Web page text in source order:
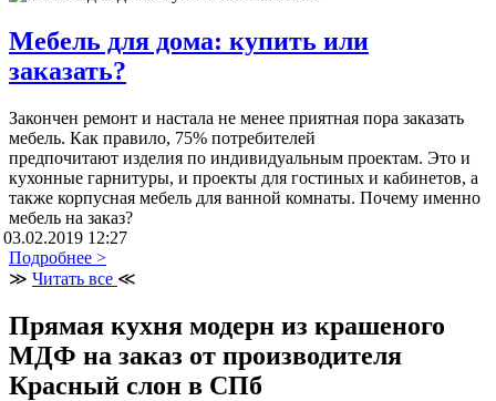
Мебель для дома: купить или
заказать?
Закончен ремонт и настала не менее приятная пора заказать
мебель. Как правило, 75% потребителей
предпочитают изделия по индивидуальным проектам. Это и
кухонные гарнитуры, и проекты для гостиных и кабинетов, а
также корпусная мебель для ванной комнаты. Почему именно
мебель на заказ?
03.02.2019 12:27
Подробнее >
≫ Читать все ≪
Прямая кухня модерн из крашеного
МДФ на заказ от производителя
Красный слон в СПб